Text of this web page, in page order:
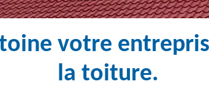
votre
la toiture.